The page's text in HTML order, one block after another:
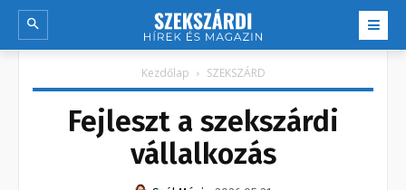
Kezdőlap SZEKSZÁRD
Fejleszt a szekszárdi
vállalkozás